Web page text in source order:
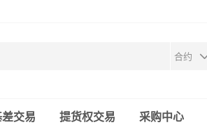
交易 提货权交易 采购中心